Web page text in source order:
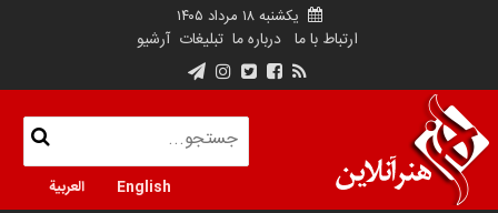
یکشنبه ۱۸ مرداد ۱۴۰۵
ارتباط با ما درباره ما تبلیغات آرشیو
English العربية